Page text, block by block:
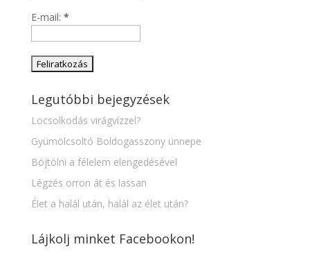
E-mail: *
Legutóbbi bejegyzések
Locsolkodás virágvízzel?
Gyümölcsoltó Boldogasszony ünnepe
Böjtölni a félelem elengedésével
Légzés orron át és lassan
Élet a halál után, halál az élet után?
Lájkolj minket Facebookon!